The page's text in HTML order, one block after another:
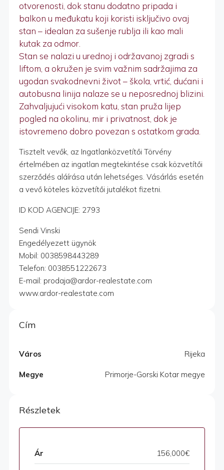
otvorenosti, dok stanu dodatno pripada i
balkon u međukatu koji koristi isključivo ovaj
stan – idealan za sušenje rublja ili kao mali
kutak za odmor.
Stan se nalazi u urednoj i održavanoj zgradi s
liftom, a okružen je svim važnim sadržajima za
ugodan svakodnevni život – škola, vrtić, dućani i
autobusna linija nalaze se u neposrednoj blizini.
Zahvaljujući visokom katu, stan pruža lijep
pogled na okolinu, mir i privatnost, dok je
istovremeno dobro povezan s ostatkom grada.
Tisztelt vevők, az Ingatlanközvetítői Törvény
értelmében az ingatlan megtekintése csak közvetítői
szerződés aláírása után lehetséges. Vásárlás esetén
a vevő köteles közvetítői jutalékot fizetni.
ID KOD AGENCIJE: 2793
Sendi Vinski
Engedélyezett ügynök
Mobil: 0038598443289
Telefon: 0038551222673
E-mail: prodaja@ardor-realestate.com
www.ardor-realestate.com
Cím
Város Rijeka
Megye Primorje-Gorski Kotar megye
Részletek
Ár 156,000€